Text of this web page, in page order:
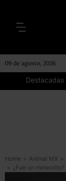
09 de agosto, 2026
Destacadas
Home > Animal MX >
>